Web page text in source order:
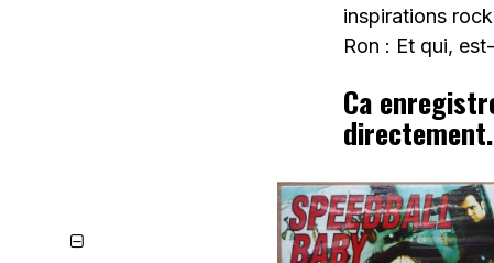
inspirations
Ron : Et qui,
Ca
directement.